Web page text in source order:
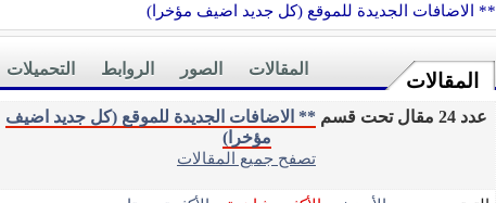
** الاضافات الجديدة للموقع (كل جديد اضيف مؤخرا)
المقالات
التحميلات الروابط الصور المقالات
عدد 24 مقال تحت قسم
** الاضافات الجديدة للموقع (كل جديد اضيف
مؤخرا)
تصفح جميع المقالات